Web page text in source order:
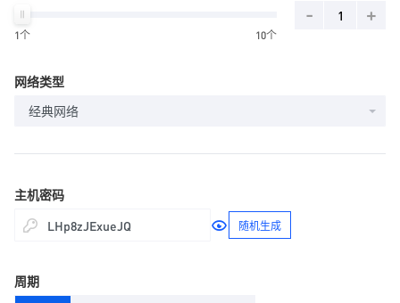
1个 10个
- +
网络类型
经典网络
主机密码
随机生成
周期